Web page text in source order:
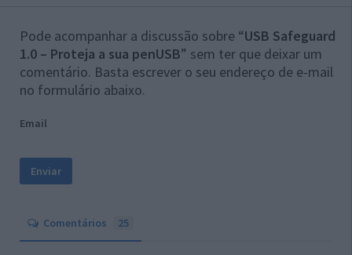
Pode acompanhar a discussão sobre “USB Safeguard
1.0 – Proteja a sua penUSB” sem ter que deixar um
comentário. Basta escrever o seu endereço de e-mail
no formulário abaixo.
Email
Comentários 25